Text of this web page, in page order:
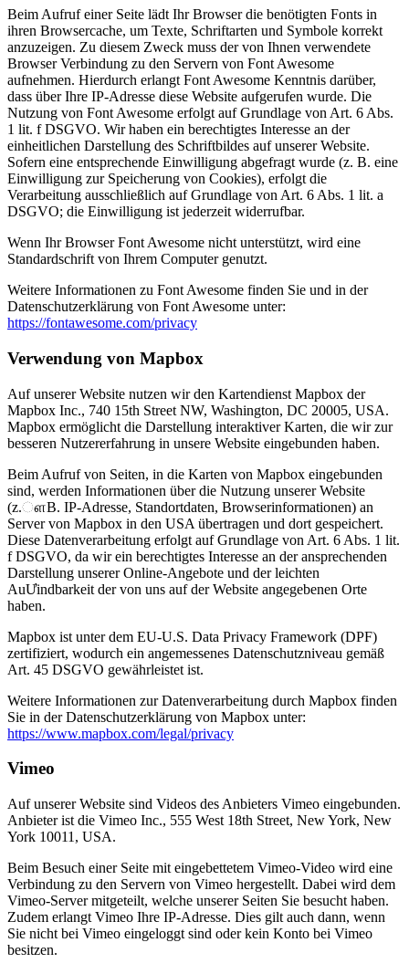
Beim Aufruf einer Seite lädt Ihr Browser die benötigten Fonts in
ihren Browsercache, um Texte, Schriftarten und Symbole korrekt
anzuzeigen. Zu diesem Zweck muss der von Ihnen verwendete
Browser Verbindung zu den Servern von Font Awesome
aufnehmen. Hierdurch erlangt Font Awesome Kenntnis darüber,
dass über Ihre IP-Adresse diese Website aufgerufen wurde. Die
Nutzung von Font Awesome erfolgt auf Grundlage von Art. 6 Abs.
1 lit. f DSGVO. Wir haben ein berechtigtes Interesse an der
einheitlichen Darstellung des Schriftbildes auf unserer Website.
Sofern eine entsprechende Einwilligung abgefragt wurde (z. B. eine
Einwilligung zur Speicherung von Cookies), erfolgt die
Verarbeitung ausschließlich auf Grundlage von Art. 6 Abs. 1 lit. a
DSGVO; die Einwilligung ist jederzeit widerrufbar.
Wenn Ihr Browser Font Awesome nicht unterstützt, wird eine
Standardschrift von Ihrem Computer genutzt.
Weitere Informationen zu Font Awesome finden Sie und in der
Datenschutzerklärung von Font Awesome unter:
https://fontawesome.com/privacy
Verwendung von Mapbox
Auf unserer Website nutzen wir den Kartendienst Mapbox der
Mapbox Inc., 740 15th Street NW, Washington, DC 20005, USA.
Mapbox ermöglicht die Darstellung interaktiver Karten, die wir zur
besseren Nutzererfahrung in unsere Website eingebunden haben.
Beim Aufruf von Seiten, in die Karten von Mapbox eingebunden
sind, werden Informationen über die Nutzung unserer Website
(z.ௗB. IP-Adresse, Standortdaten, Browserinformationen) an
Server von Mapbox in den USA übertragen und dort gespeichert.
Diese Datenverarbeitung erfolgt auf Grundlage von Art. 6 Abs. 1 lit.
f DSGVO, da wir ein berechtigtes Interesse an der ansprechenden
Darstellung unserer Online-Angebote und der leichten
AuƯindbarkeit der von uns auf der Website angegebenen Orte
haben.
Mapbox ist unter dem EU-U.S. Data Privacy Framework (DPF)
zertifiziert, wodurch ein angemessenes Datenschutzniveau gemäß
Art. 45 DSGVO gewährleistet ist.
Weitere Informationen zur Datenverarbeitung durch Mapbox finden
Sie in der Datenschutzerklärung von Mapbox unter:
https://www.mapbox.com/legal/privacy
Vimeo
Auf unserer Website sind Videos des Anbieters Vimeo eingebunden.
Anbieter ist die Vimeo Inc., 555 West 18th Street, New York, New
York 10011, USA.
Beim Besuch einer Seite mit eingebettetem Vimeo-Video wird eine
Verbindung zu den Servern von Vimeo hergestellt. Dabei wird dem
Vimeo-Server mitgeteilt, welche unserer Seiten Sie besucht haben.
Zudem erlangt Vimeo Ihre IP-Adresse. Dies gilt auch dann, wenn
Sie nicht bei Vimeo eingeloggt sind oder kein Konto bei Vimeo
besitzen.